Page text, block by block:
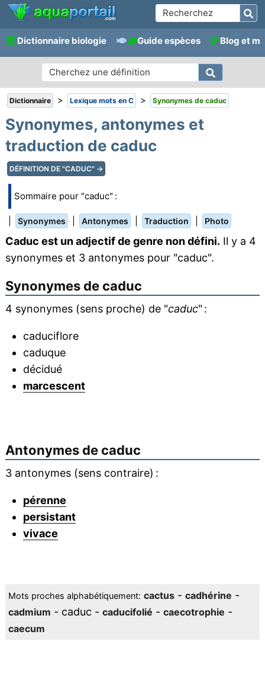
Dictionnaire biologie Guide espèces Blog et
Dictionnaire > Lexique mots en C > Synonymes de caduc
Synonymes, antonymes et
traduction de caduc
DÉFINITION DE "CADUC" →
Sommaire pour "caduc" :
Synonymes Antonymes Traduction Photo
Caduc est un adjectif de genre non défini. Il y a 4
synonymes et 3 antonymes pour "caduc".
Synonymes de caduc
4 synonymes (sens proche) de "caduc" :
caduciflore
caduque
décidué
marcescent
Antonymes de caduc
3 antonymes (sens contraire) :
pérenne
persistant
vivace
Mots proches alphabétiquement: cactus- cadhérine -
cadmium - caduc - caducifolié - caecotrophie -
caecum